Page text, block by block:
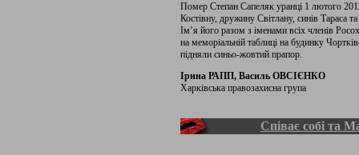
Помер Степан Сапеляк уранці 1 лютого
Костівну, дружину Світлану, синів Тараса
Ім’я його разом з іменами всіх членів
на меморіальній таблиці на будинку
підняли синьо-жовтий прапор.
Ірина РАПП, Василь ОВСІЄНКО
Харківська правозахисна група
Співає собі та